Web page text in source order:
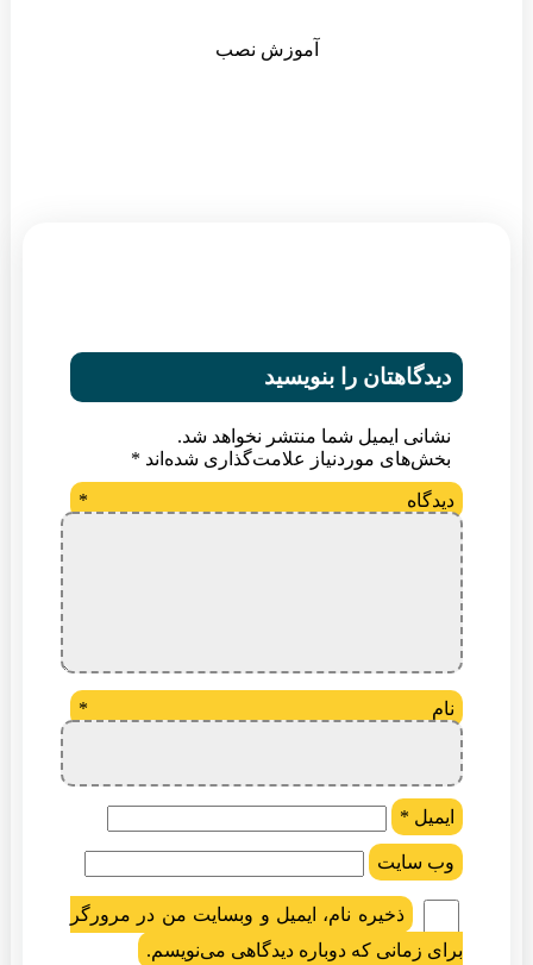
آموزش نصب
دیدگاهتان را بنویسید
نشانی ایمیل شما منتشر نخواهد شد.
بخش‌های موردنیاز علامت‌گذاری شده‌اند *
دیدگاه *
نام *
ایمیل *
وب‌ سایت
ذخیره نام، ایمیل و وبسایت من در مرورگر
برای زمانی که دوباره دیدگاهی می‌نویسم.